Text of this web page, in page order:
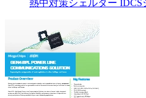
熱中対策シェルター IDCS